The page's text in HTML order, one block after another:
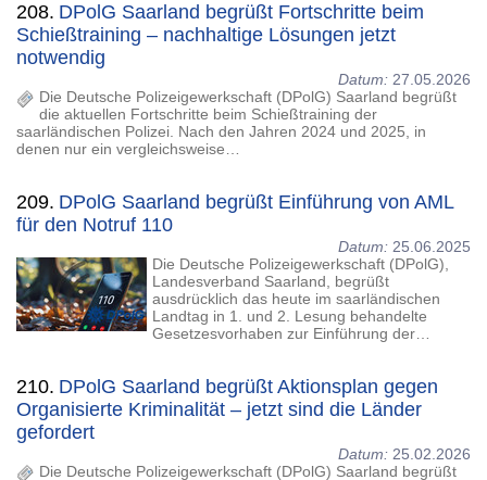
208. DPolG Saarland begrüßt Fortschritte beim
Schießtraining – nachhaltige Lösungen jetzt
notwendig
Datum: 27.05.2026
Die Deutsche Polizeigewerkschaft (DPolG) Saarland begrüßt
die aktuellen Fortschritte beim Schießtraining der
saarländischen Polizei. Nach den Jahren 2024 und 2025, in
denen nur ein vergleichsweise…
209. DPolG Saarland begrüßt Einführung von AML
für den Notruf 110
Datum: 25.06.2025
Die Deutsche Polizeigewerkschaft (DPolG),
Landesverband Saarland, begrüßt
ausdrücklich das heute im saarländischen
Landtag in 1. und 2. Lesung behandelte
Gesetzesvorhaben zur Einführung der…
210. DPolG Saarland begrüßt Aktionsplan gegen
Organisierte Kriminalität – jetzt sind die Länder
gefordert
Datum: 25.02.2026
Die Deutsche Polizeigewerkschaft (DPolG) Saarland begrüßt